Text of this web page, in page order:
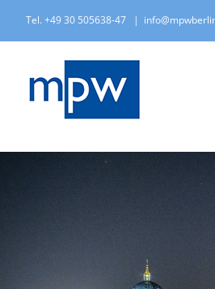
Zum
Inhalt
Tel. +49 30 505638-47 |